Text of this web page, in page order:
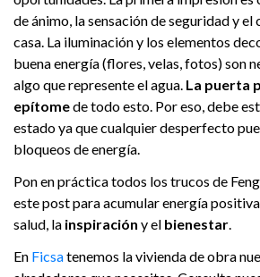
de ánimo, la sensación de seguridad y
casa. La iluminación y los elementos
buena energía (flores, velas, fotos) son
algo que represente el agua. La puerta
epítomede todo esto. Por eso, debe
estado ya que cualquier desperfecto
bloqueos de energía.
Pon en práctica todos los trucos de
este post para acumular energía
salud, la inspiración y el bienestar
En Ficsatenemos la vivienda de obra